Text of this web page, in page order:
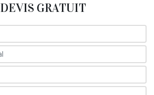
DEVIS GRATUIT